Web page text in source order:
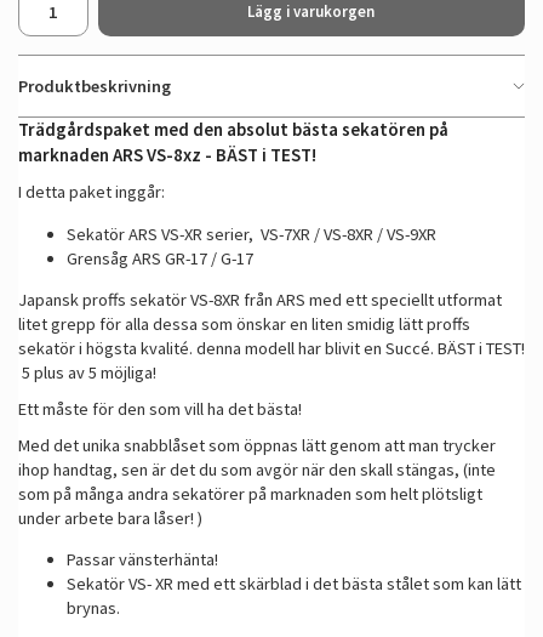
Lägg i varukorgen
Produktbeskrivning
Trädgårdspaket med den absolut bästa sekatören på
marknaden ARS VS-8xz - BÄST i TEST!
I detta paket inggår:
Sekatör ARS VS-XR serier, VS-7XR / VS-8XR / VS-9XR
Grensåg ARS GR-17 / G-17
Japansk proffs sekatör VS-8XR från ARS med ett speciellt utformat
litet grepp för alla dessa som önskar en liten smidig lätt proffs
sekatör i högsta kvalité. denna modell har blivit en Succé. BÄST i TEST!
5 plus av 5 möjliga!
Ett måste för den som vill ha det bästa!
Med det unika snabblåset som öppnas lätt genom att man trycker
ihop handtag, sen är det du som avgör när den skall stängas, (inte
som på många andra sekatörer på marknaden som helt plötsligt
under arbete bara låser! )
Passar vänsterhänta!
Sekatör VS- XR med ett skärblad i det bästa stålet som kan lätt
brynas.